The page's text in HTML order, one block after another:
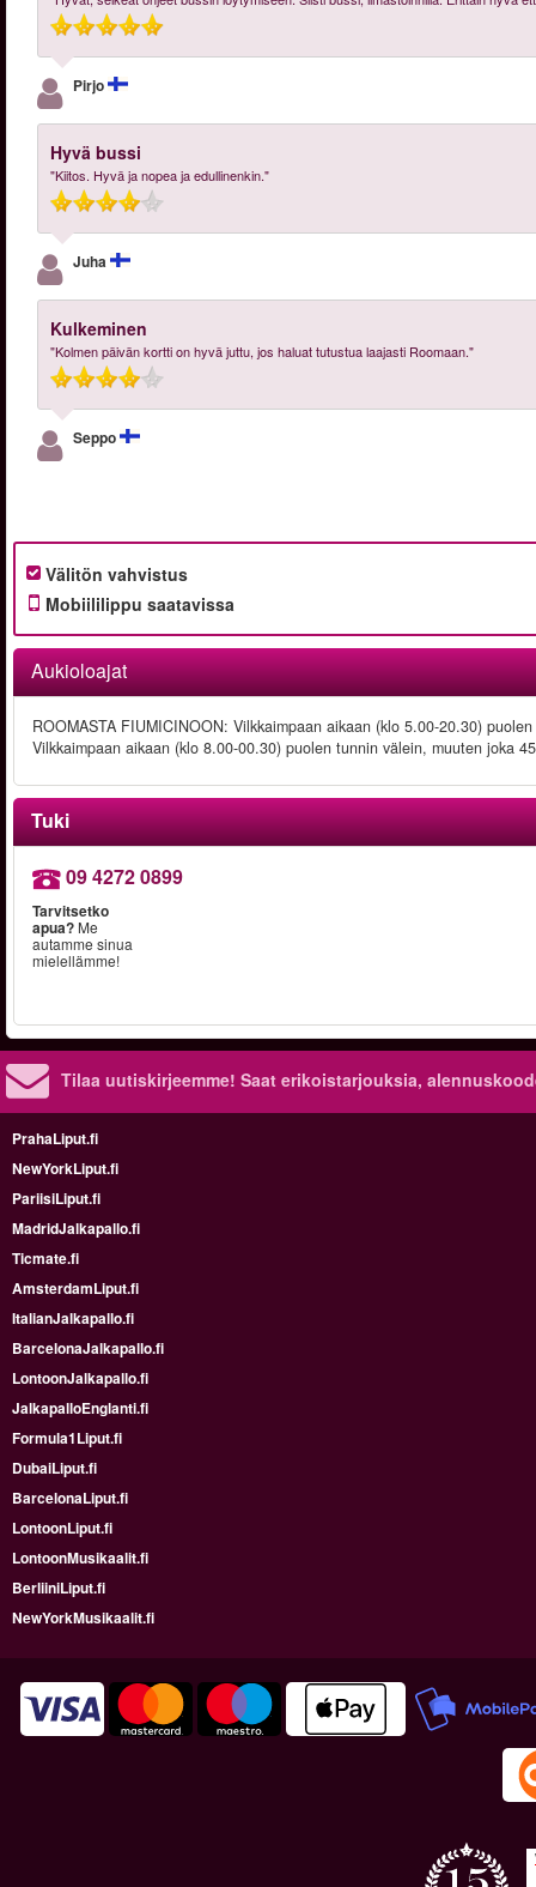
Pirjo
Hyvä bussi
"Kiitos. Hyvä ja nopea ja edullinenkin."
Juha
Kulkeminen
"Kolmen päivän kortti on hyvä juttu, jos haluat tutustua laajasti Roomaan."
Seppo
Välitön vahvistus
Mobiililippu saatavissa
Aukioloajat
ROOMASTA FIUMICINOON: Vilkkaimpaan aikaan (klo 5.00-20.30)
Vilkkaimpaan aikaan (klo 8.00-00.30) puolen tunnin välein, muuten joka
Tuki
09 4272 0899
Tarvitsetko
apua? Me
autamme sinua
mielellämme!
Tilaa uutiskirjeemme! Saat erikoistarjouksia,
PrahaLiput.fi
NewYorkLiput.fi
PariisiLiput.fi
MadridJalkapallo.fi
Ticmate.fi
AmsterdamLiput.fi
ItalianJalkapallo.fi
BarcelonaJalkapallo.fi
LontoonJalkapallo.fi
JalkapalloEnglanti.fi
Formula1Liput.fi
DubaiLiput.fi
BarcelonaLiput.fi
LontoonLiput.fi
LontoonMusikaalit.fi
BerliiniLiput.fi
NewYorkMusikaalit.fi